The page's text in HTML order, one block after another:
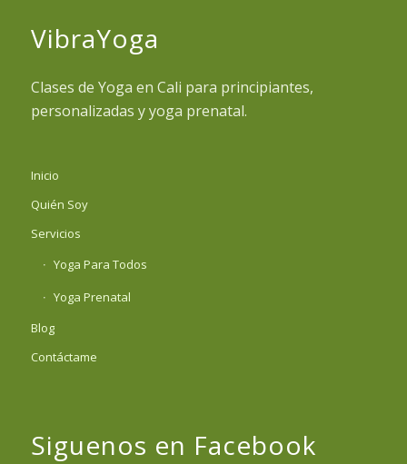
VibraYoga
Clases de Yoga en Cali para principiantes,
personalizadas y yoga prenatal.
Inicio
Quién Soy
Servicios
Yoga Para Todos
Yoga Prenatal
Blog
Contáctame
Siguenos en Facebook